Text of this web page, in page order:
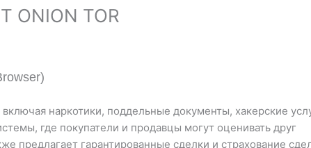
ONION TOR
наркотики, поддельные документы, хакерские
где покупатели и продавцы могут оценивать друг
предлагает гарантированные сделки и страхование